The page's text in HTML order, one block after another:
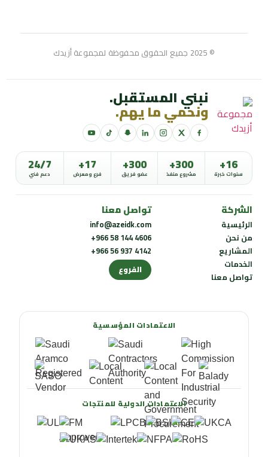
© 2025 جميع الحقوق محفوظة لمجموعة أزيدك
نبني المستقبل.
ونحمي ما يهم.
16+
سنوات خبرة 300+
مشروع منفذ 300+
عضو فريق 17+
فرع ومعرض 24/7
دعم فني
الشركة
الرئيسية
من نحن
المشاريع
الخدمات
تواصل معنا
تواصل معنا
info@azeidk.com
+966 58 144 4606
+966 56 937 4142
الفروع
الاعتمادات المؤسسية
الاعتمادات الدولية للمنتجات